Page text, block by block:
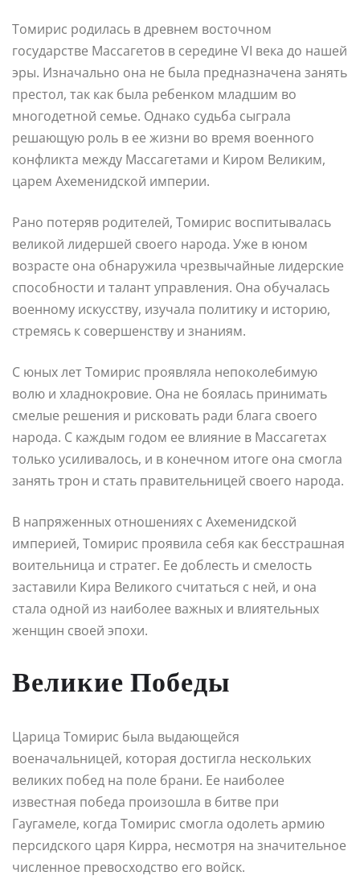
Томирис родилась в древнем восточном
государстве Массагетов в середине VI века до нашей
эры. Изначально она не была предназначена занять
престол, так как была ребенком младшим во
многодетной семье. Однако судьба сыграла
решающую роль в ее жизни во время военного
конфликта между Массагетами и Киром Великим,
царем Ахеменидской империи.
Рано потеряв родителей, Томирис воспитывалась
великой лидершей своего народа. Уже в юном
возрасте она обнаружила чрезвычайные лидерские
способности и талант управления. Она обучалась
военному искусству, изучала политику и историю,
стремясь к совершенству и знаниям.
С юных лет Томирис проявляла непоколебимую
волю и хладнокровие. Она не боялась принимать
смелые решения и рисковать ради блага своего
народа. С каждым годом ее влияние в Массагетах
только усиливалось, и в конечном итоге она смогла
занять трон и стать правительницей своего народа.
В напряженных отношениях с Ахеменидской
империей, Томирис проявила себя как бесстрашная
воительница и стратег. Ее доблесть и смелость
заставили Кира Великого считаться с ней, и она
стала одной из наиболее важных и влиятельных
женщин своей эпохи.
Великие Победы
Царица Томирис была выдающейся
военачальницей, которая достигла нескольких
великих побед на поле брани. Ее наиболее
известная победа произошла в битве при
Гаугамеле, когда Томирис смогла одолеть армию
персидского царя Кирра, несмотря на значительное
численное превосходство его войск.